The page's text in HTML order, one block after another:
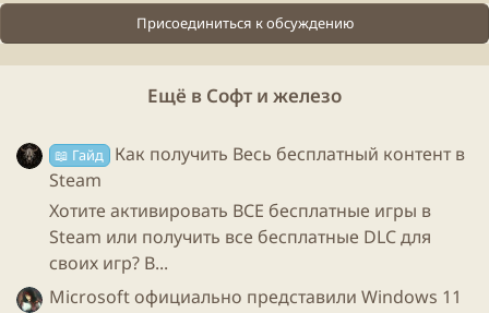
Присоединиться к обсуждению
Ещё в Софт и железо
📖 Гайд
Как получить Весь бесплатный контент в
Steam
Хотите активировать ВСЕ бесплатные игры в
Steam или получить все бесплатные DLC для
своих игр? В...
Microsoft официально представили Windows 11